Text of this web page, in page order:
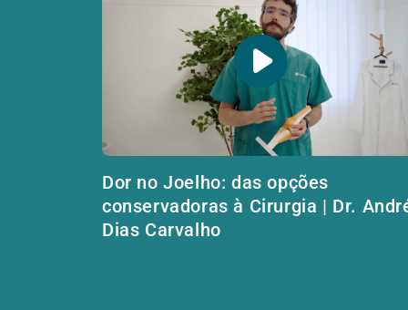
Dor no Joelho: das opções
conservadoras à Cirurgia | Dr.
Dias Carvalho